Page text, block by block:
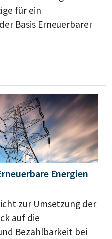
für ein
Basis Erneuerbarer
Energien
zur Umsetzung der
auf die
Bezahlbarkeit bei